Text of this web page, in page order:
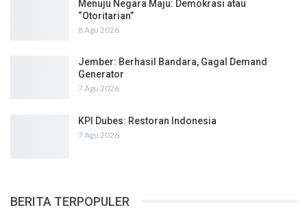
Menuju Negara Maju: Demokrasi atau
“Otoritarian”
8 Agu 2026
Jember: Berhasil Bandara, Gagal Demand
Generator
7 Agu 2026
KPI Dubes: Restoran Indonesia
7 Agu 2026
BERITA TERPOPULER